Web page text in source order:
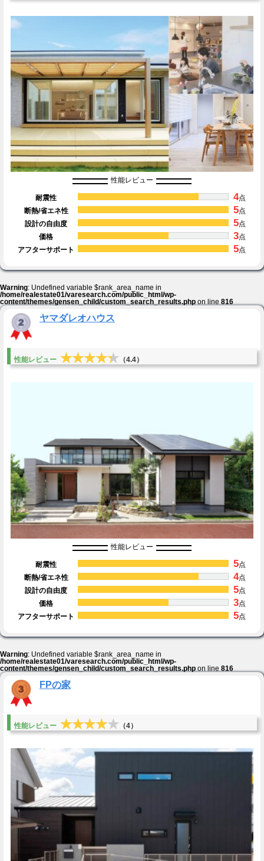
性能レビュー
耐震性 4点
断熱/省エネ性
5点
設計の自由度
5点
価格
3点
アフターサポート
5点
Warning: Undefined variable $rank_area_name in
/home/realestate01/varesearch.com/public_html/wp-
content/themes/gensen_child/custom_search_results.phpon line816
ヤマダレオハウス
性能レビュー ★★★★★
★★★★★ （4.4）
性能レビュー
耐震性 5点
断熱/省エネ性
4点
設計の自由度
5点
価格
3点
アフターサポート
5点
Warning: Undefined variable $rank_area_name in
/home/realestate01/varesearch.com/public_html/wp-
content/themes/gensen_child/custom_search_results.php on line 816
FPの家
性能レビュー ★★★★★
★★★★★ （4）